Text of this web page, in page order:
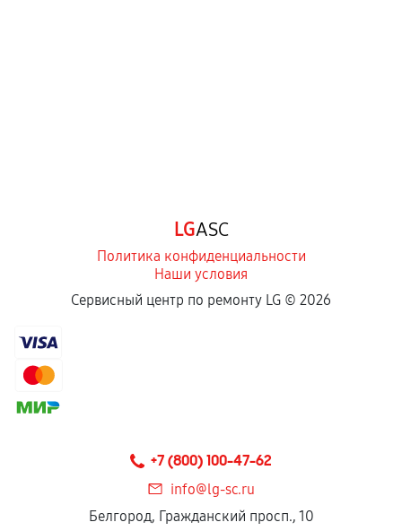
отдельных условиях.
Если комплектующие куплены
сохраняться полностью или частично, если
соблюдены следующие условия:
Установка была выполнена нашим сервисным
центром.
LGASC
Политика конфиденциальности
Наши условия
Сервисный центр по ремонту LG © 2026
+7 (800) 100-47-62
info@lg-sc.ru
Белгород, Гражданский просп., 10